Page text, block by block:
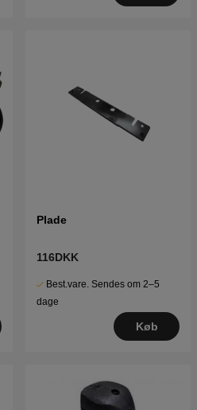
Plade
116DKK
Best.vare. Sendes om 2–5
dage
Køb